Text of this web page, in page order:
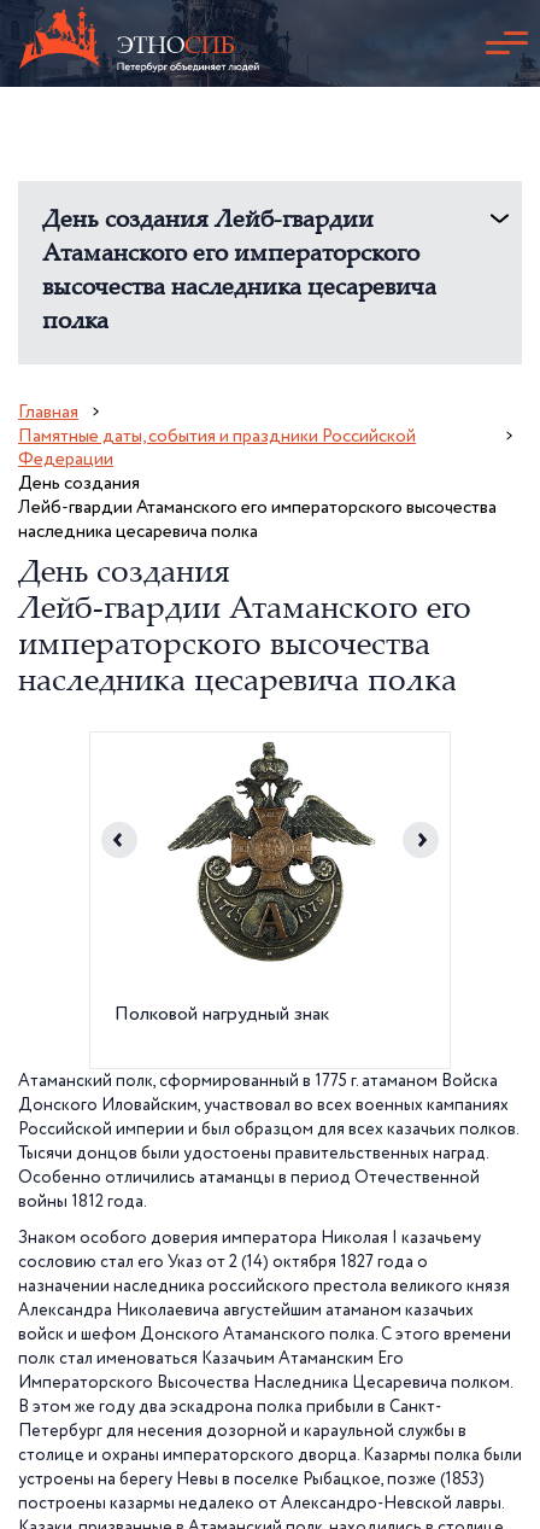
День создания Лейб-гвардии
Атаманского его императорского
высочества наследника цесаревича
полка
Главная
Памятные даты, события и праздники Российской
Федерации
День создания
Лейб-гвардии Атаманского его императорского высочества
наследника цесаревича полка
День создания
Лейб-гвардии Атаманского его
императорского высочества
наследника цесаревича полка
Полковой нагрудный знак
1867
Атаманский полк, сформированный в 1775 г. атаманом Войска
Донского Иловайским, участвовал во всех военных кампаниях
Российской империи и был образцом для всех казачьих полков.
Тысячи донцов были удостоены правительственных наград.
Особенно отличились атаманцы в период Отечественной
войны 1812 года.
Знаком особого доверия императора Николая I казачьему
сословию стал его Указ от 2 (14) октября 1827 года о
назначении наследника российского престола великого князя
Александра Николаевича августейшим атаманом казачьих
войск и шефом Донского Атаманского полка. С этого времени
полк стал именоваться Казачьим Атаманским Его
Императорского Высочества Наследника Цесаревича полком.
В этом же году два эскадрона полка прибыли в Санкт-
Петербург для несения дозорной и караульной службы в
столице и охраны императорского дворца. Казармы полка были
устроены на берегу Невы в поселке Рыбацкое, позже (1853)
построены казармы недалеко от Александро-Невской лавры.